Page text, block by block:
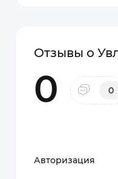
Отзывы о
0 0
Авторизация